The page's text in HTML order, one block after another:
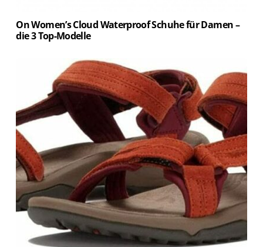
On Women’s Cloud Waterproof Schuhe für Damen –
die 3 Top-Modelle